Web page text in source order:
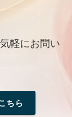
軽にお問い
ちら